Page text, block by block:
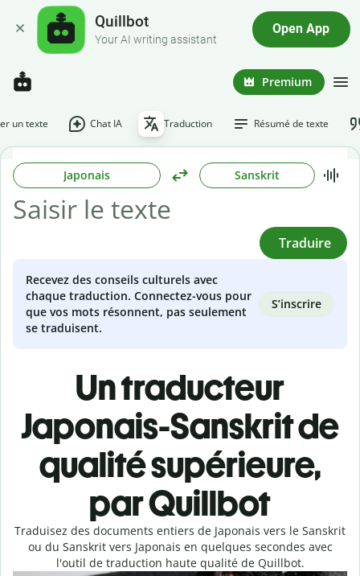
Quillbot
Your AI writing assistant
Open App
Premium
un texte Chat IA Traduction Résumé de texte
Japonais Sanskrit
Traduire
Recevez des conseils culturels avec
chaque traduction. Connectez-vous pour
que vos mots résonnent, pas seulement
se traduisent.
S’inscrire
Un traducteur
Japonais-Sanskrit de
qualité supérieure,
par Quillbot
Traduisez des documents entiers de Japonais vers le Sanskrit
ou du Sanskrit vers Japonais en quelques secondes avec
l'outil de traduction haute qualité de Quillbot.